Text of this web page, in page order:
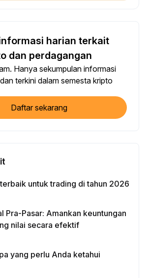
harian terkait
dan perdagangan
Hanya sekumpulan informasi
terkini dalam semesta kripto
Daftar sekarang
untuk trading di tahun 2026
Pra-Pasar: Amankan keuntungan
nilai secara efektif
yang perlu Anda ketahui